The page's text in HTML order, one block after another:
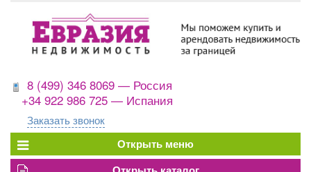
8 (499) 346 8069 — Россия
+34 922 986 725 — Испания
Заказать звонок